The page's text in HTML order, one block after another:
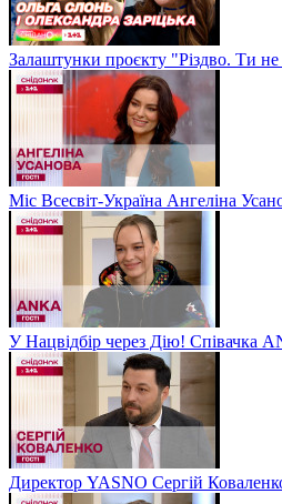
Залаштунки проєкту "Різдво. Ти
Міс Всесвіт-Україна Ангеліна
У Нацвідбір через Дію! Співачка
Директор YASNO Сергій